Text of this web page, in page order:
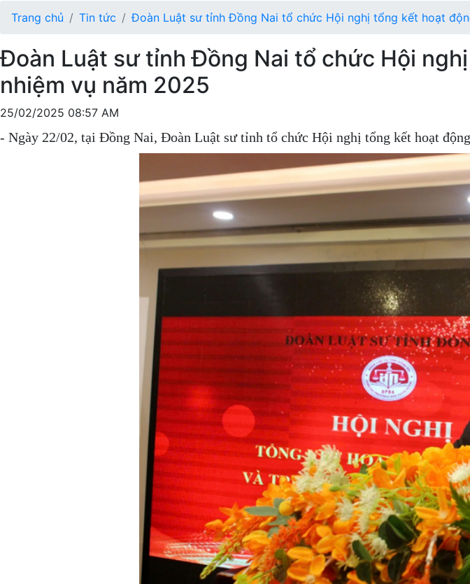
Trang chủ
Tin tức Đoàn Luật sư tỉnh Đồng Nai tổ chức Hội nghị tổng kết hoạt
Đoàn Luật sư tỉnh Đồng Nai tổ chức Hội
nhiệm vụ năm 2025
25/02/2025 08:57 AM
- Ngày 22/02, tại Đồng Nai, Đoàn Luật sư tỉnh tổ chức Hội nghị tổng kết hoạt